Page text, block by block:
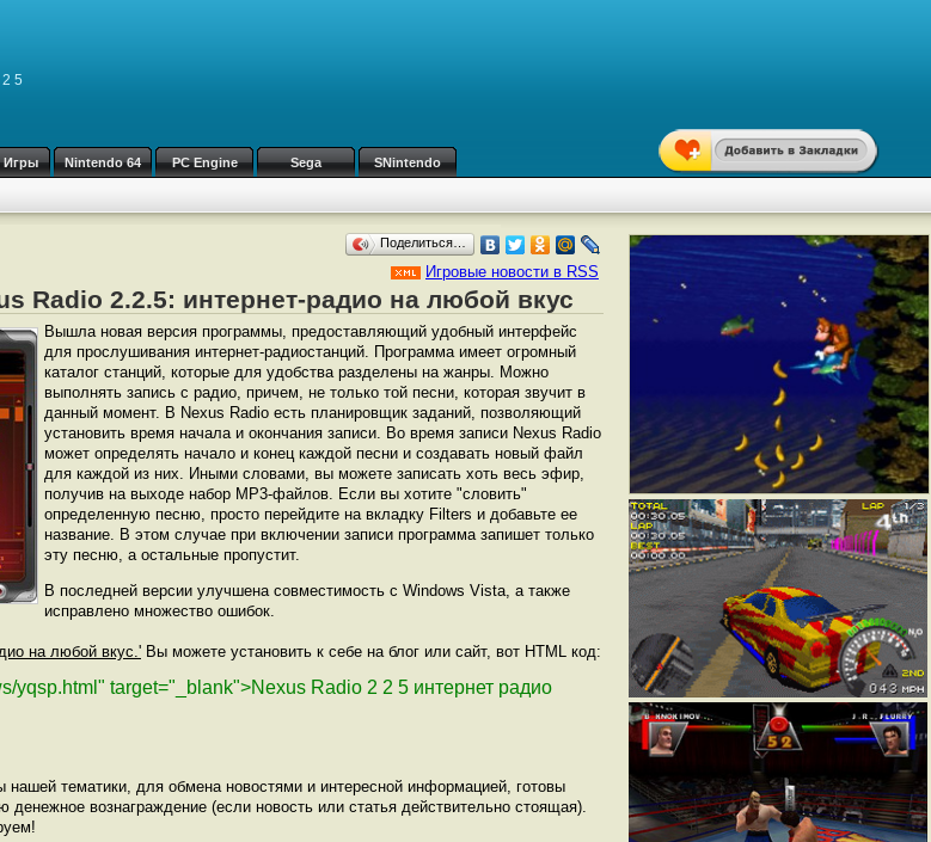
5
Игры Nintendo 64 PC Engine Sega SNintendo
Поделиться…
Игровые новости в RSS
Radio 2.2.5: интернет-радио на любой вкус
Вышла новая версия программы, предоставляющий удобный интерфейс
для прослушивания интернет-радиостанций. Программа имеет огромный
каталог станций, которые для удобства разделены на жанры. Можно
выполнять запись с радио, причем, не только той песни, которая звучит в
данный момент. В Nexus Radio есть планировщик заданий, позволяющий
установить время начала и окончания записи. Во время записи Nexus Radio
может определять начало и конец каждой песни и создавать новый файл
для каждой из них. Иными словами, вы можете записать хоть весь эфир,
получив на выходе набор MP3-файлов. Если вы хотите "словить"
определенную песню, просто перейдите на вкладку Filters и добавьте ее
название. В этом случае при включении записи программа запишет только
эту песню, а остальные пропустит.
В последней версии улучшена совместимость с Windows Vista, а также
исправлено множество ошибок.
на любой вкус.' Вы можете установить к себе на блог или сайт, вот HTML код:
yqsp.html" target="_blank">Nexus Radio 2 2 5 интернет радио
тематики, для обмена новостями и интересной информацией, готовы
вознаграждение (если новость или статья действительно стоящая).